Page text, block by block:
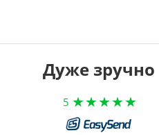
Дуже зручно
5